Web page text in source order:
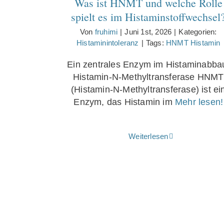
spielt es im
Von fruhimi | Juni 1st, 2026 | Kategorien:
Histaminintoleranz | Tags: HNMT Histamin
Ein zentrales Enzym im
Histamin-N-Methyltransferase HNMT
(Histamin-N-Methyltransferase) ist
Enzym, das Histamin im Mehr lesen!
Weiterlesen